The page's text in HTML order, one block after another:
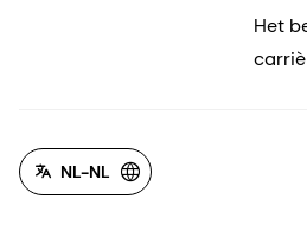
Het
NL-NL